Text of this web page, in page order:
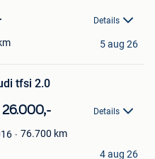
Details
5 aug 26
tfsi 2.0
Details
76.700 km
4 aug 26